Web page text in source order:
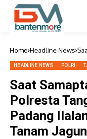
Home Headline News
HEADLINE NEWS POLRI
Saat
Polresta
Padang
Tanam